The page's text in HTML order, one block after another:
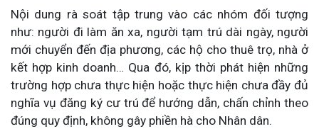
Nội dung rà soát tập trung vào các nhóm đối tượng
như: người đi làm ăn xa, người tạm trú dài ngày, người
mới chuyển đến địa phương, các hộ cho thuê trọ, nhà ở
kết hợp kinh doanh… Qua đó, kịp thời phát hiện những
trường hợp chưa thực hiện hoặc thực hiện chưa đầy đủ
nghĩa vụ đăng ký cư trú để hướng dẫn, chấn chỉnh theo
đúng quy định, không gây phiền hà cho Nhân dân.